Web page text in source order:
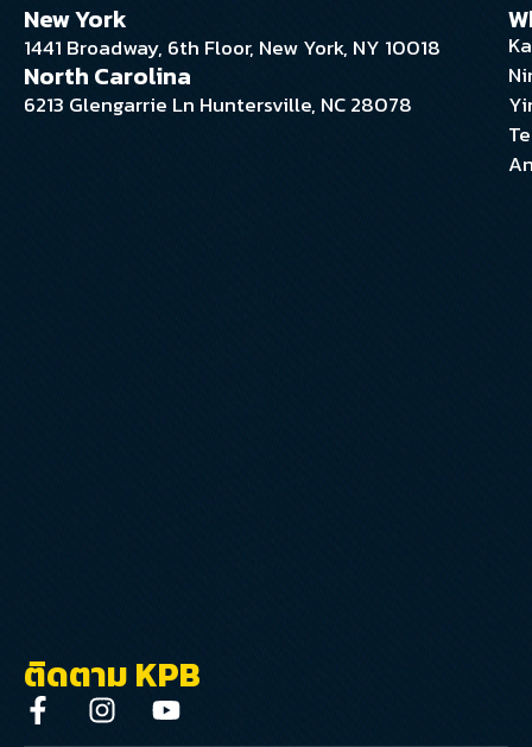
New York
1441 Broadway, 6th Floor, New York, NY 10018
North Carolina
6213 Glengarrie Ln Huntersville, NC 28078
ติดตาม KPB